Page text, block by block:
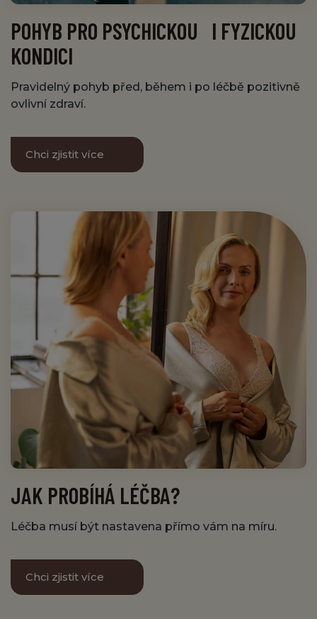
POHYB PRO PSYCHICKOU I FYZICKOU
KONDICI
Pravidelný pohyb před, během i po léčbě pozitivně
ovlivní zdraví.
Chci zjistit více
JAK PROBÍHÁ LÉČBA?
Léčba musí být nastavena přímo vám na míru.
Chci zjistit více